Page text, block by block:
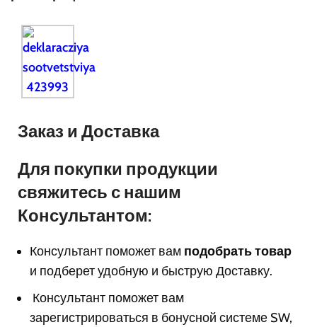
Заказ и Доставка
Для покупки продукции
свяжитесь с нашим
Консультантом:
Консультант поможет вам подобрать товар
и подберет удобную и быструю Доставку.
Консультант поможет вам
зарегистрироваться в бонусной системе SW,